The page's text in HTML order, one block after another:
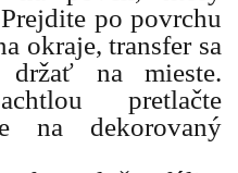
po povrchu
okraje, transfer sa
na mieste.
pretlačte
na dekorovaný